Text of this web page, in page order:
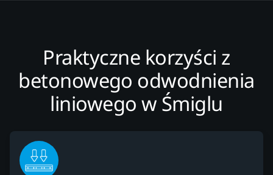
Praktyczne korzyści z
betonowego odwodnienia
liniowego w Śmiglu